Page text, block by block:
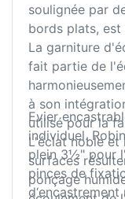
soulignée par
bords plats, est
La garniture
fait partie de
à son
utilisé pour la
L'éclat noble et
surfaces
ponçage
Evier
individuel.
plein 3½" pour
pinces de
d‘encastrement